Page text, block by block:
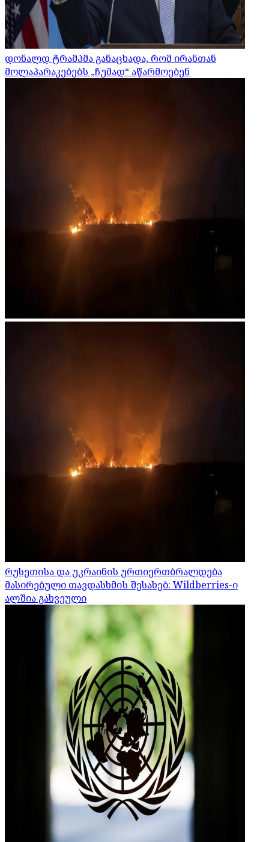
დონალდ ტრამპმა განაცხადა, რომ ირანთან
მოლაპარაკებებს „ჩუმად“ აწარმოებენ
რუსეთისა და უკრაინის ურთიერთბრალდება
მასირებული თავდასხმის შესახებ: Wildberries-ი
ალშია გახვეული